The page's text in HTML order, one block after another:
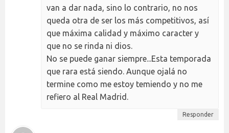
van a dar nada, sino lo contrario, no nos
queda otra de ser los más competitivos, así
que máxima calidad y máximo caracter y
que no se rinda ni dios.
No se puede ganar siempre...Esta temporada
que rara está siendo. Aunque ojalá no
termine como me estoy temiendo y no me
refiero al Real Madrid.
Responder